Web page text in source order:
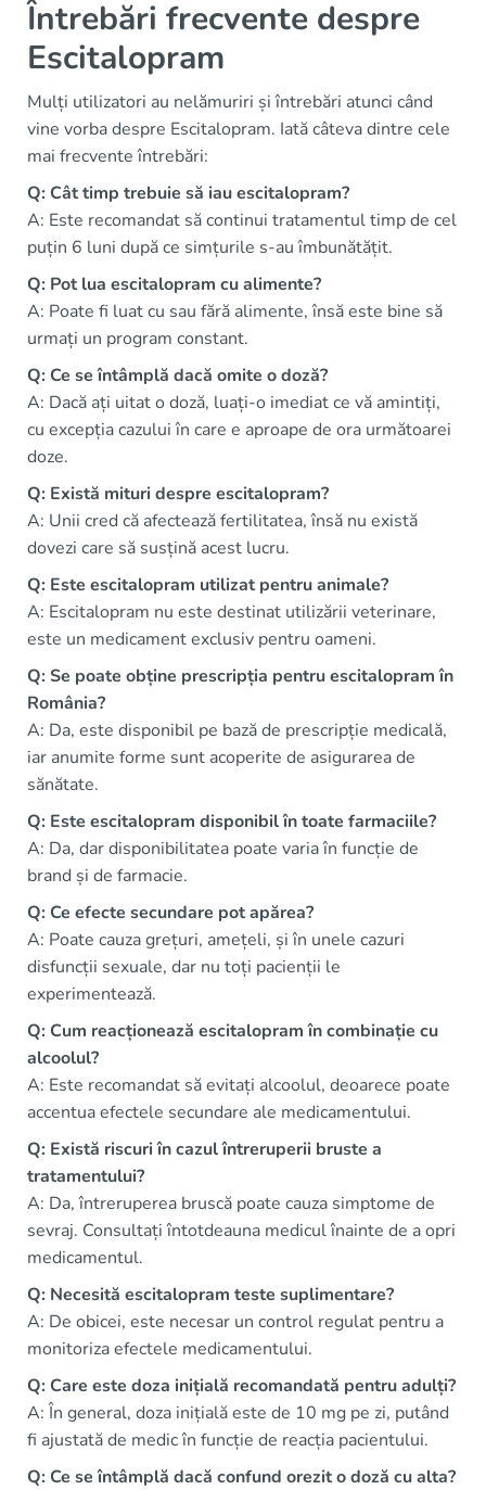
Întrebări frecvente despre
Escitalopram
Mulți utilizatori au nelămuriri și întrebări atunci când
vine vorba despre Escitalopram. Iată câteva dintre cele
mai frecvente întrebări:
Q: Cât timp trebuie să iau escitalopram?
A: Este recomandat să continui tratamentul timp de cel
puțin 6 luni după ce simțurile s-au îmbunătățit.
Q: Pot lua escitalopram cu alimente?
A: Poate fi luat cu sau fără alimente, însă este bine să
urmați un program constant.
Q: Ce se întâmplă dacă omite o doză?
A: Dacă ați uitat o doză, luați-o imediat ce vă amintiți,
cu excepția cazului în care e aproape de ora următoarei
doze.
Q: Există mituri despre escitalopram?
A: Unii cred că afectează fertilitatea, însă nu există
dovezi care să susțină acest lucru.
Q: Este escitalopram utilizat pentru animale?
A: Escitalopram nu este destinat utilizării veterinare,
este un medicament exclusiv pentru oameni.
Q: Se poate obține prescripția pentru escitalopram în
România?
A: Da, este disponibil pe bază de prescripție medicală,
iar anumite forme sunt acoperite de asigurarea de
sănătate.
Q: Este escitalopram disponibil în toate farmaciile?
A: Da, dar disponibilitatea poate varia în funcție de
brand și de farmacie.
Q: Ce efecte secundare pot apărea?
A: Poate cauza grețuri, amețeli, și în unele cazuri
disfuncții sexuale, dar nu toți pacienții le
experimentează.
Q: Cum reacționează escitalopram în combinație cu
alcoolul?
A: Este recomandat să evitați alcoolul, deoarece poate
accentua efectele secundare ale medicamentului.
Q: Există riscuri în cazul întreruperii bruste a
tratamentului?
A: Da, întreruperea bruscă poate cauza simptome de
sevraj. Consultați întotdeauna medicul înainte de a opri
medicamentul.
Q: Necesită escitalopram teste suplimentare?
A: De obicei, este necesar un control regulat pentru a
monitoriza efectele medicamentului.
Q: Care este doza inițială recomandată pentru adulți?
A: În general, doza inițială este de 10 mg pe zi, putând
fi ajustată de medic în funcție de reacția pacientului.
Q: Ce se întâmplă dacă confund orezit o doză cu alta?